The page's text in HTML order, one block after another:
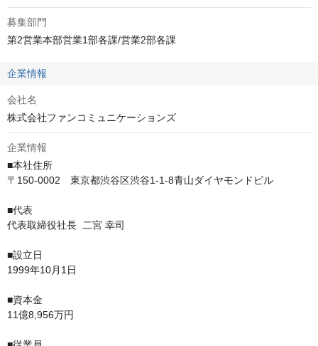
募集部門
第2営業本部営業1部各課/営業2部各課
企業情報
会社名
株式会社ファンコミュニケーションズ
企業情報
■本社住所
〒150-0002　東京都渋谷区渋谷1-1-8青山ダイヤモンドビル
■代表
代表取締役社長  二宮 幸司
■設立日
1999年10月1日
■資本金
11億8,956万円